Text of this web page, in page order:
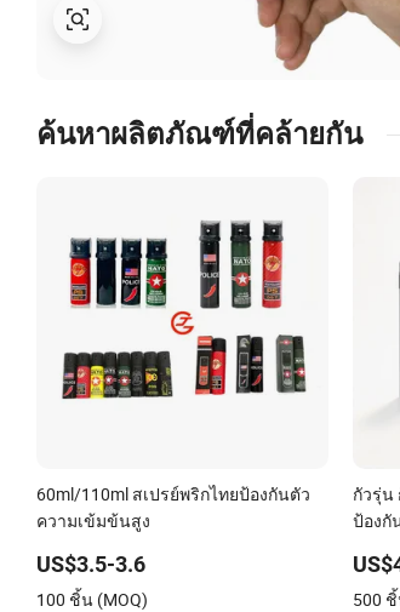
ค้นหาผลิตภัณฑ์ที่คล้ายกัน
60ml/110ml สเปรย์พริกไทยป้องกันตัว
ความเข้มข้นสูง
US$3.5-3.6
100 ชิ้น (MOQ)
กัวรุ่น
ป้องกั
500